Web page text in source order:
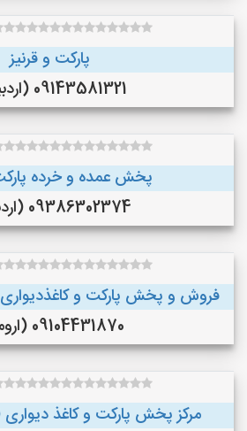
پارکت و قرنیز
09143581321 (اردبیل )
پخش عمده و خرده
09386302374 (اردبیل )
فروش و پخش پارکت و
09104431870 (ارومیه)
مرکز پخش پارکت و کاغذ